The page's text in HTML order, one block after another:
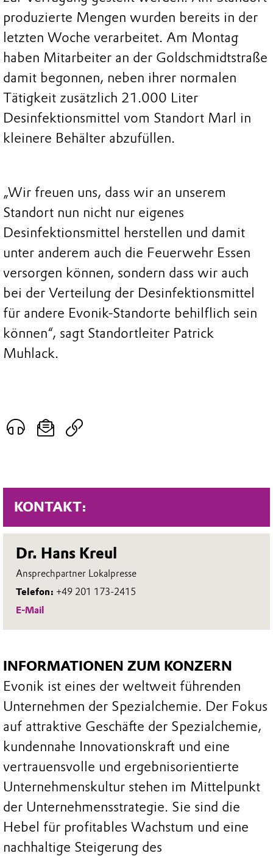
KONTAKT:
Dr. Hans Kreul
Ansprechpartner Lokalpresse
Telefon: +49 201 173-2415
E-Mail
produzierte Mengen wurden bereits in der
letzten Woche verarbeitet. Am Montag
haben Mitarbeiter an der Goldschmidtstraße
damit begonnen, neben ihrer normalen
Tätigkeit zusätzlich 21.000 Liter
Desinfektionsmittel vom Standort Marl in
kleinere Behälter abzufüllen.
„Wir freuen uns, dass wir an unserem
Standort nun nicht nur eigenes
Desinfektionsmittel herstellen und damit
unter anderem auch die Feuerwehr Essen
versorgen können, sondern dass wir auch
bei der Verteilung der Desinfektionsmittel
für andere Evonik-Standorte behilflich sein
können“, sagt Standortleiter Patrick
Muhlack.
INFORMATIONEN ZUM KONZERN
Evonik ist eines der weltweit führenden
Unternehmen der Spezialchemie. Der Fokus
auf attraktive Geschäfte der Spezialchemie,
kundennahe Innovationskraft und eine
vertrauensvolle und ergebnisorientierte
Unternehmenskultur stehen im Mittelpunkt
der Unternehmensstrategie. Sie sind die
Hebel für profitables Wachstum und eine
nachhaltige Steigerung des